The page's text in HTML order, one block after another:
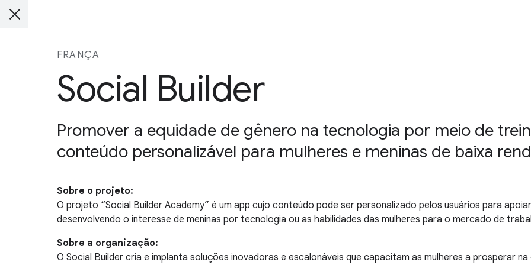
FRANÇA
Social Builder
Promover a equidade de gênero na tecnologia por meio de
conteúdo personalizável para mulheres e meninas de baixa
Sobre o projeto:
O projeto “Social Builder Academy” é um app cujo conteúdo pode ser personalizado pelos usuários para
desenvolvendo o interesse de meninas por tecnologia ou as habilidades das mulheres para o mercado de
Sobre a organização:
O Social Builder cria e implanta soluções inovadoras e escalonáveis que capacitam as mulheres a prosperar